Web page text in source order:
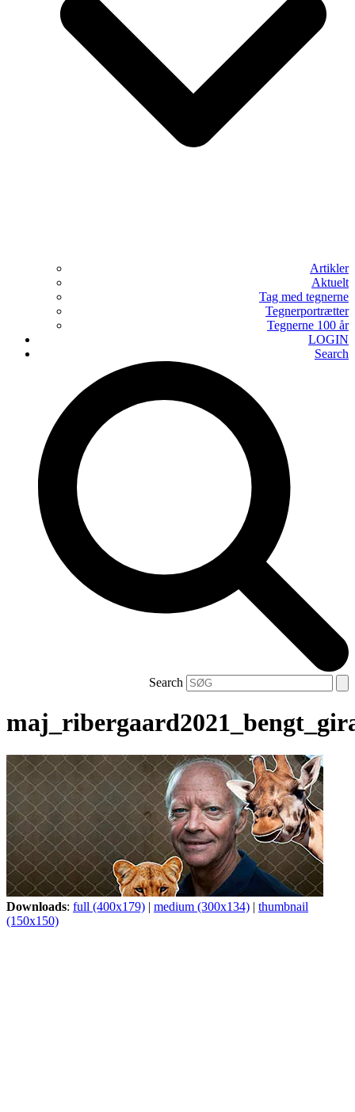
Artikler
Aktuelt
Tag med tegnerne
Tegnerportrætter
Tegnerne 100 år
LOGIN
Search
Search
Downloads: full (400x179) | medium (300x134) | thumbnail
(150x150)